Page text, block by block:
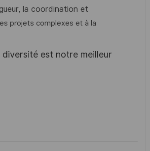
la coordination et
projets complexes et à la
est notre meilleur